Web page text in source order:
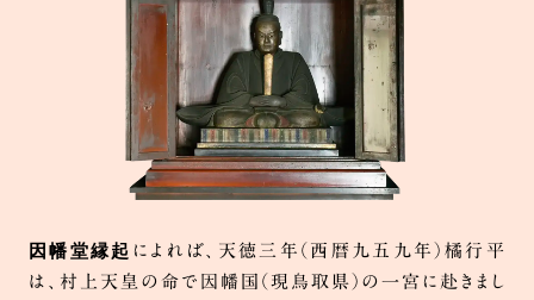
因幡堂縁起 によれば、天徳三年（西暦九五九年）橘行平
は、村上天皇の命で因幡国（現鳥取県）の一宮に赴きまし